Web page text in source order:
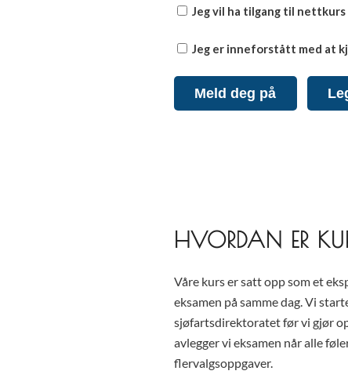
Jeg vil ha tilgang til
Jeg er inneforstått med at
Meld deg på
HVORDAN ER
Våre kurs er satt opp som et
eksamen på samme dag. Vi
sjøfartsdirektoratet før vi gjør
avlegger vi eksamen når alle
flervalgsoppgaver.